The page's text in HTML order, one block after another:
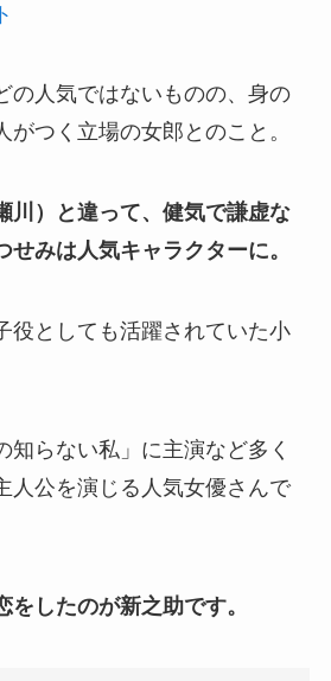
の人気ではないものの、身の
がつく立場の女郎とのこと。
川）と違って、健気で謙虚な
せみは人気キャラクターに。
役としても活躍されていた小
知らない私」に主演など多く
人公を演じる人気女優さんで
をしたのが新之助です。